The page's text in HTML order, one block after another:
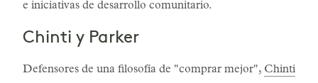
e iniciativas de desarrollo comunitario.
Chinti y Parker
Defensores de una filosofía de "comprar mejor", Chinti